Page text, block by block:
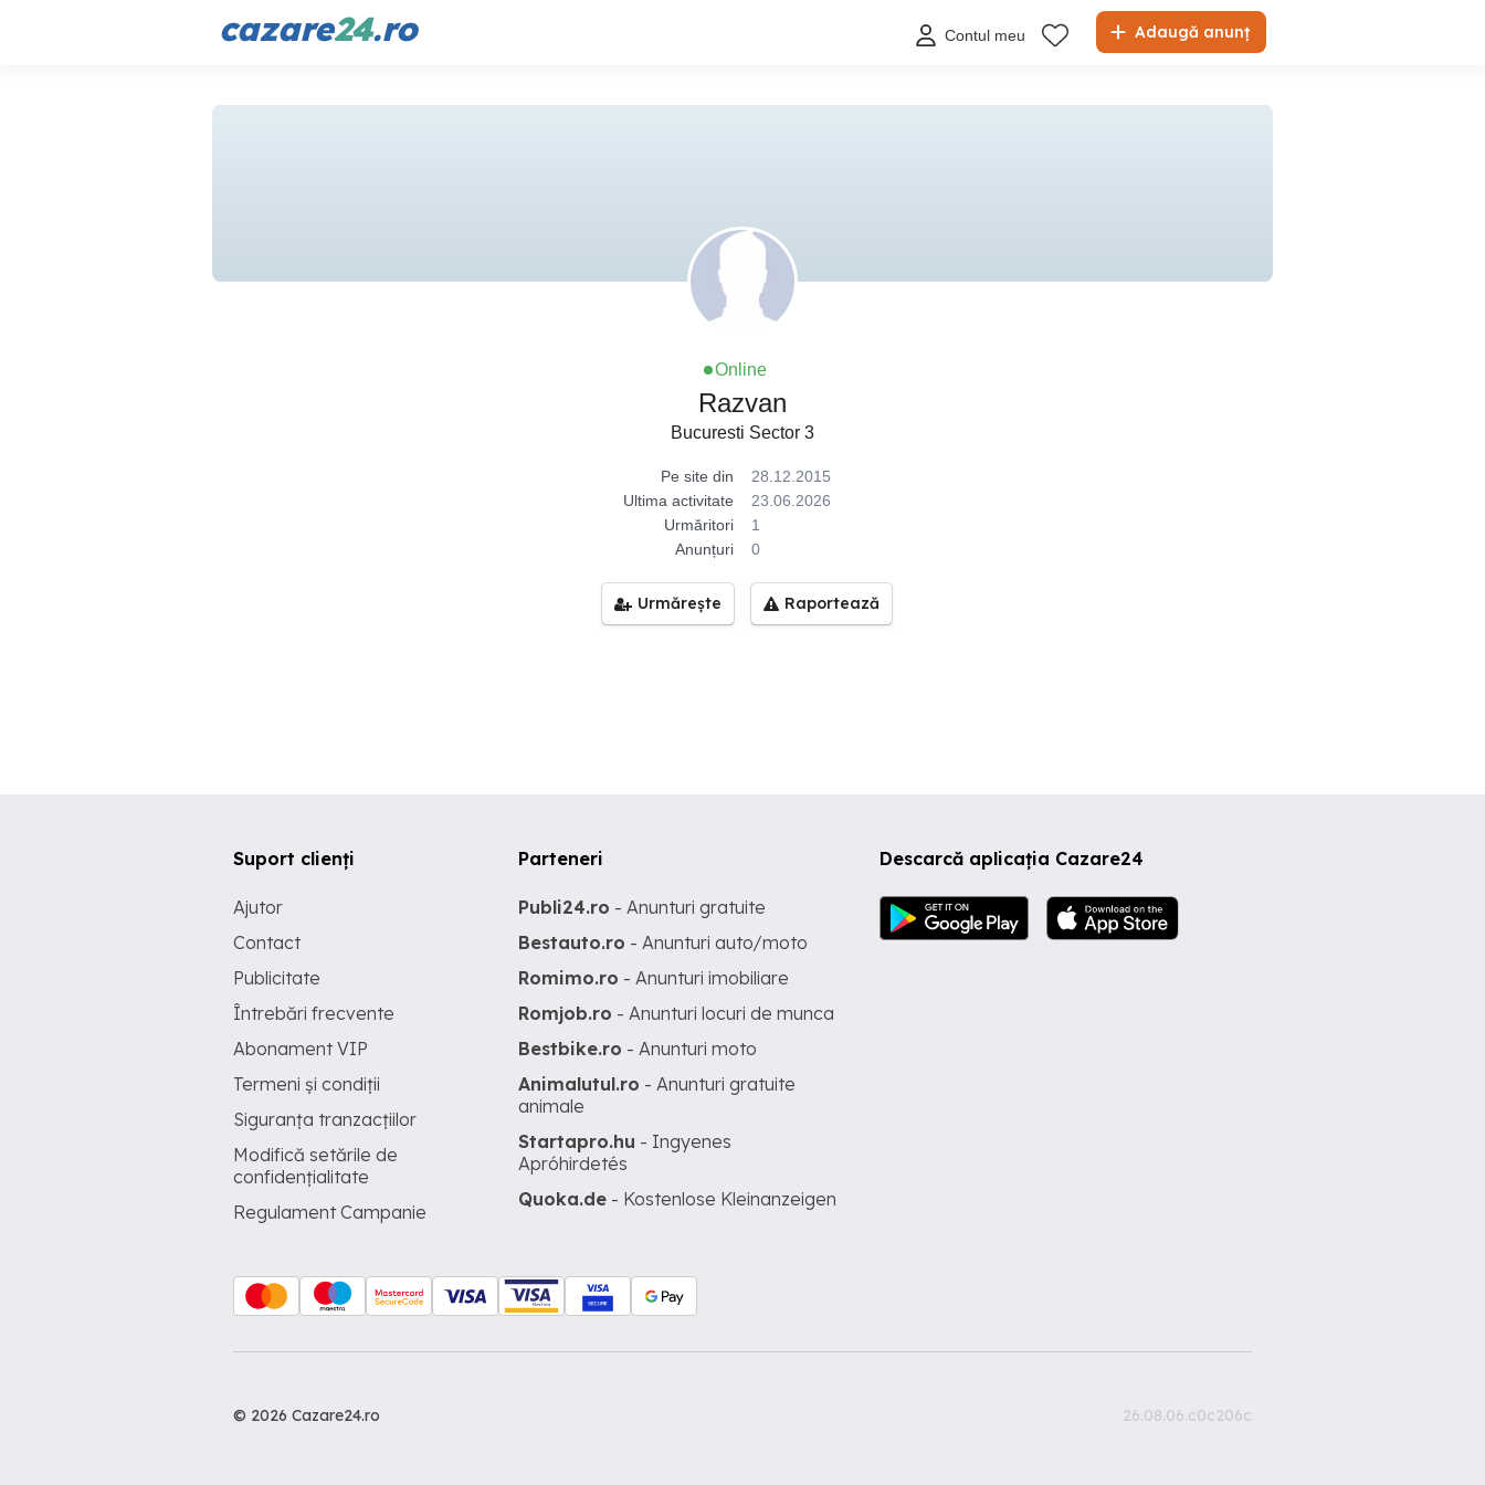
cazare24.ro Adaugă anunț
Contul meu
Online
Razvan
Bucuresti Sector 3
Pe site din
28.12.2015
Ultima activitate
23.06.2026
Urmăritori
1
Anunțuri
0
Urmărește Raportează
Descarcă aplicația Cazare24
Suport clienți
Ajutor
Contact
Publicitate
Întrebări frecvente
Abonament VIP
Termeni și condiții
Siguranța tranzacțiilor
Modifică setările de
confidențialitate
Regulament Campanie
Parteneri
Publi24.ro - Anunturi gratuite
Bestauto.ro - Anunturi auto/moto
Romimo.ro - Anunturi imobiliare
Romjob.ro - Anunturi locuri de munca
Bestbike.ro - Anunturi moto
Animalutul.ro - Anunturi gratuite
animale
Startapro.hu - Ingyenes
Apróhirdetés
Quoka.de - Kostenlose Kleinanzeigen
© 2026 Cazare24.ro 26.08.06.c0c206c